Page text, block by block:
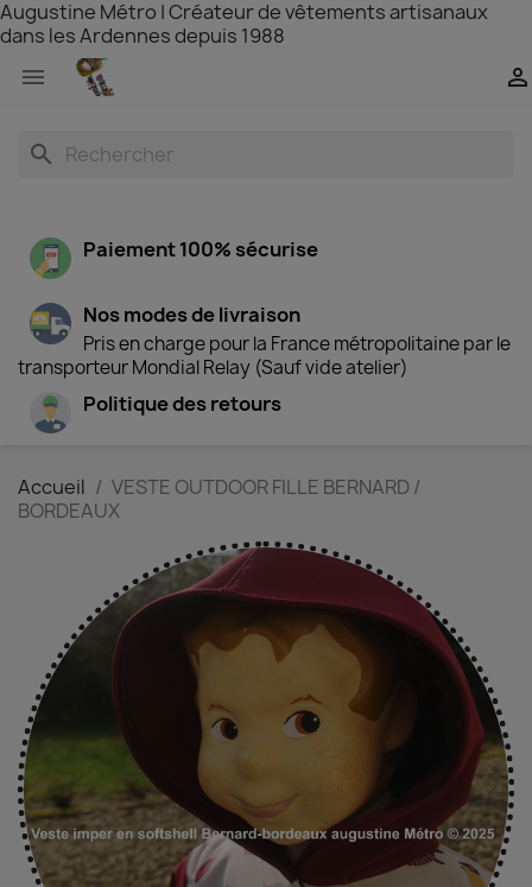
Augustine Métro | Créateur de vêtements artisanaux
dans les Ardennes depuis 1988
 
search
Paiement 100% sécurise
Nos modes de livraison
Pris en charge pour la France métropolitaine par le
transporteur Mondial Relay (Sauf vide atelier)
Politique des retours
Accueil
VESTE OUTDOOR FILLE BERNARD /
BORDEAUX